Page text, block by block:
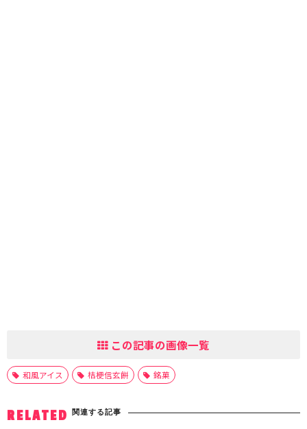
この記事の画像一覧
和風アイス 桔梗信玄餅 銘菓
RELATED 関連する記事